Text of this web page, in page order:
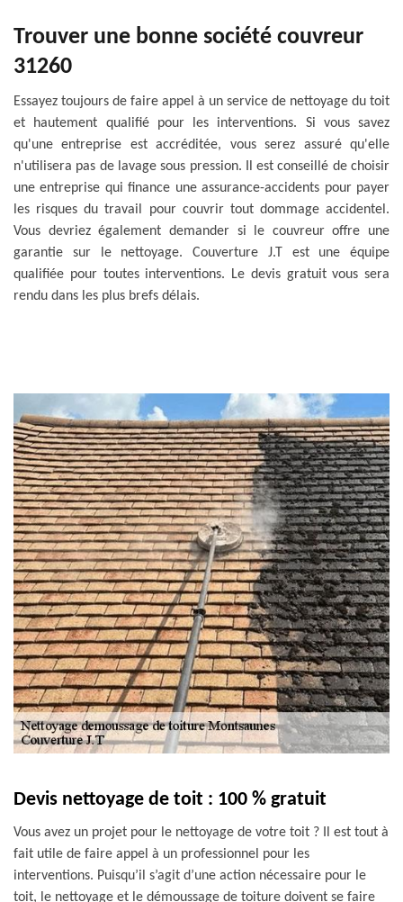
Trouver une bonne société couvreur
31260
Essayez toujours de faire appel à un service de nettoyage du toit
et hautement qualifié pour les interventions. Si vous savez
qu'une entreprise est accréditée, vous serez assuré qu'elle
n'utilisera pas de lavage sous pression. Il est conseillé de choisir
une entreprise qui finance une assurance-accidents pour payer
les risques du travail pour couvrir tout dommage accidentel.
Vous devriez également demander si le couvreur offre une
garantie sur le nettoyage. Couverture J.T est une équipe
qualifiée pour toutes interventions. Le devis gratuit vous sera
rendu dans les plus brefs délais.
Devis nettoyage de toit : 100 % gratuit
Vous avez un projet pour le nettoyage de votre toit ? Il est tout à
fait utile de faire appel à un professionnel pour les
interventions. Puisqu’il s’agit d’une action nécessaire pour le
toit, le nettoyage et le démoussage de toiture doivent se faire